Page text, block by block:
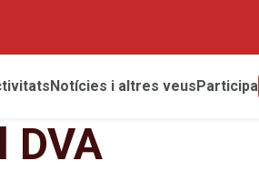
Notícies i altres veusParticipa
DVA